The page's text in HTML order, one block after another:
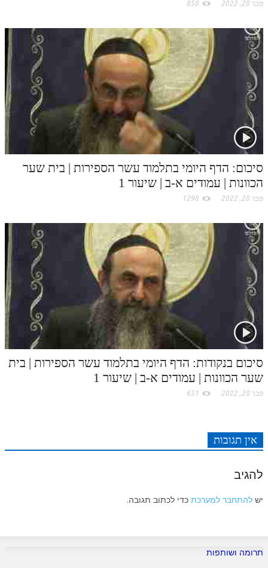
פבר 28, 2022 858
סיכום: הדף היומי בתלמוד עשר הספירות | בית שער
הכוונות | עמודים א-ב | שיעור 1
פבר 28, 2022 1298
סיכום בנקודות: הדף היומי בתלמוד עשר הספירות | בית
שער הכוונות | עמודים א-ב | שיעור 1
פבר 28, 2022 651
אין תגובות
להגיב
יש להתחבר למערכת כדי לכתוב תגובה.
תרומה ושותפות